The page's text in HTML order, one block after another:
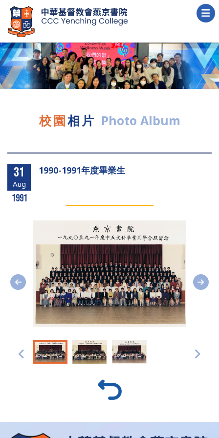
校園相片 Photo Album
31
Aug
1991
1990-1991年度畢業生